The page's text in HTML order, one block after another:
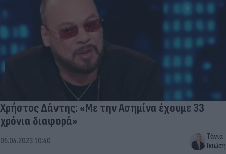
Χρήστος Δάντης: «Με την Ασημίνα έχουμε 33
χρόνια διαφορά»
05.04.2023 10:40
Τάνια
Γκιώση